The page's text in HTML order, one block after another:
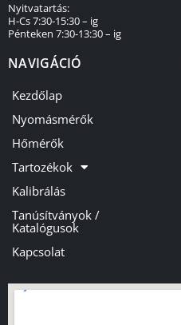
Nyitvatartás:
H-Cs 7:30-15:30 – ig
Pénteken 7:30-13:30 – ig
NAVIGÁCIÓ
Kezdőlap
Nyomásmérők
Hőmérők
Tartozékok
Kalibrálás
Tanúsítványok /
Katalógusok
Kapcsolat